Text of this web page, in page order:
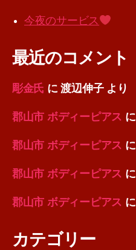
今夜のサービス
最近のコメント
彫金氏 に渡辺伸子より
郡山市 ボディーピアス
郡山市 ボディーピアス に
郡山市 ボディーピアス
郡山市 ボディーピアス
カテゴリー